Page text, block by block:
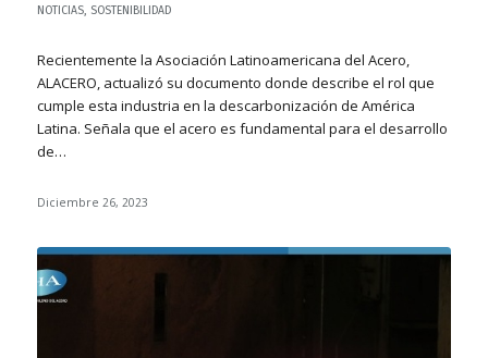
NOTICIAS, SOSTENIBILIDAD
Recientemente la Asociación Latinoamericana del Acero,
ALACERO, actualizó su documento donde describe el rol que
cumple esta industria en la descarbonización de América
Latina. Señala que el acero es fundamental para el desarrollo
de…
Diciembre 26, 2023